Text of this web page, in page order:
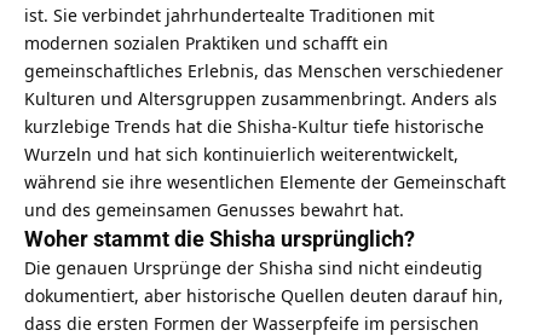
ist. Sie verbindet jahrhundertealte Traditionen mit
modernen sozialen Praktiken und schafft ein
gemeinschaftliches Erlebnis, das Menschen verschiedener
Kulturen und Altersgruppen zusammenbringt. Anders als
kurzlebige Trends hat die Shisha-Kultur tiefe historische
Wurzeln und hat sich kontinuierlich weiterentwickelt,
während sie ihre wesentlichen Elemente der Gemeinschaft
und des gemeinsamen Genusses bewahrt hat.
Woher stammt die Shisha ursprünglich?
Die genauen Ursprünge der Shisha sind nicht eindeutig
dokumentiert, aber historische Quellen deuten darauf hin,
dass die ersten Formen der Wasserpfeife im persischen